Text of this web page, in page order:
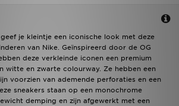
je kleintje een iconische look met deze
van Nike. Geïnspireerd door de OG
deze verkleinde iconen een premium
witte en zwarte colourway. Ze hebben een
voorzien van ademende perforaties en een
sneakers staan op een monochrome
demping en zijn afgewerkt met een